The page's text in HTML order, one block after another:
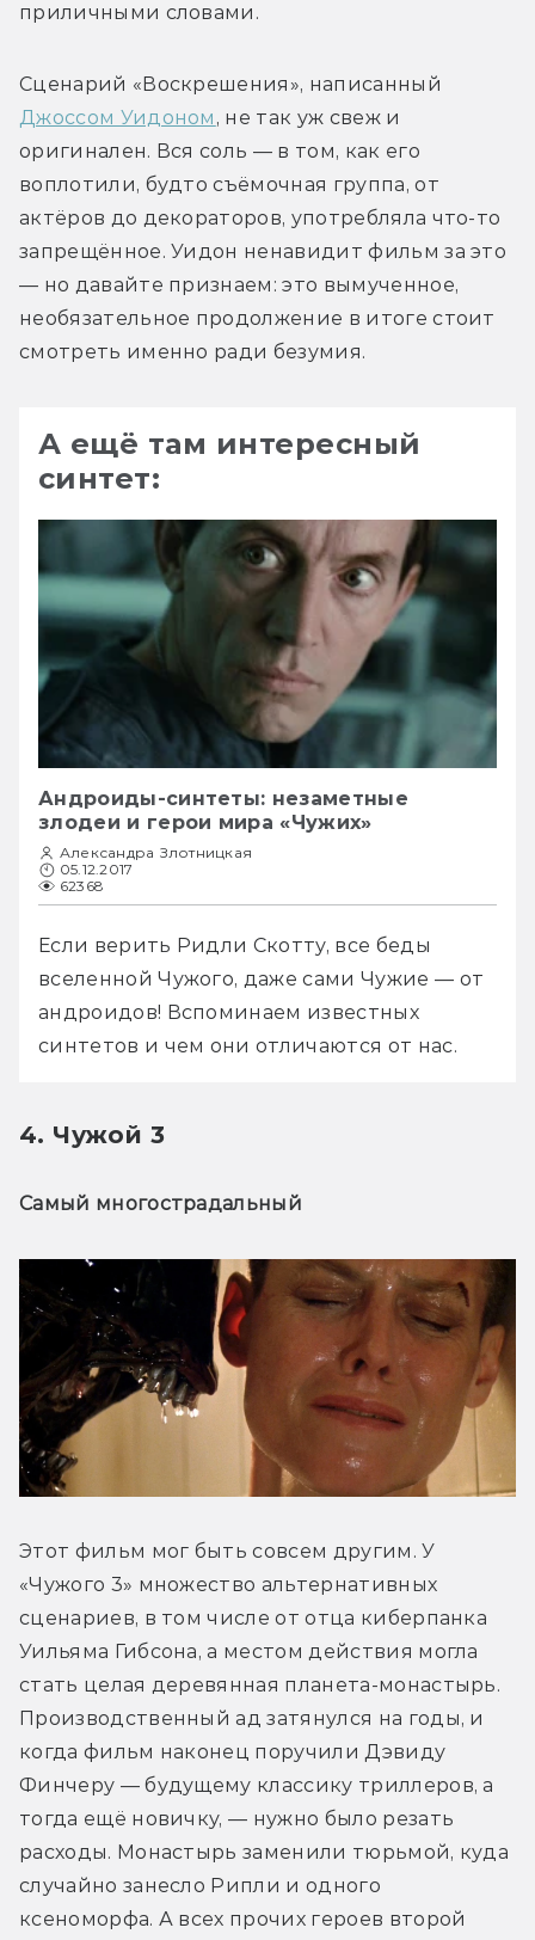
приличными словами.
Джоссом Уидоном , не так уж свеж и
оригинален. Вся соль — в том, как его
воплотили, будто съёмочная группа, от
актёров до декораторов, употребляла что-то
запрещённое. Уидон ненавидит фильм за это
— но давайте признаем: это вымученное,
необязательное продолжение в итоге стоит
смотреть именно ради безумия.
А ещё там интересный
синтет:
Андроиды-синтеты: незаметные
злодеи и герои мира «Чужих»
Александра Злотницкая
05.12.2017
62368
Если верить Ридли Скотту, все беды
вселенной Чужого, даже сами Чужие — от
андроидов! Вспоминаем известных
синтетов и чем они отличаются от нас.
4. Чужой 3
Самый многострадальный
Этот фильм мог быть совсем другим. У
«Чужого 3» множество альтернативных
сценариев, в том числе от отца киберпанка
Уильяма Гибсона, а местом действия могла
стать целая деревянная планета-монастырь.
Производственный ад затянулся на годы, и
когда фильм наконец поручили Дэвиду
Финчеру — будущему классику триллеров, а
тогда ещё новичку, — нужно было резать
расходы. Монастырь заменили тюрьмой, куда
случайно занесло Рипли и одного
ксеноморфа. А всех прочих героев второй